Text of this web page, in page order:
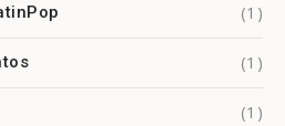
(1)
(1)
(1)